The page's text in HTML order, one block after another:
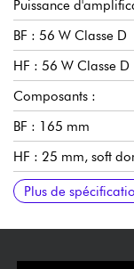
Puissance
BF : 56 W Classe D
HF : 56 W Classe D
Composants :
BF : 165 mm
HF : 25 mm, soft
Crossover : 1425
Enceinte : Blindée
Connecteurs : XLR,
Niveau d’entrée
BF Boundert EQ :
HF Trim Control :
Dimensions
Poids : 6,1 kg
Plus de